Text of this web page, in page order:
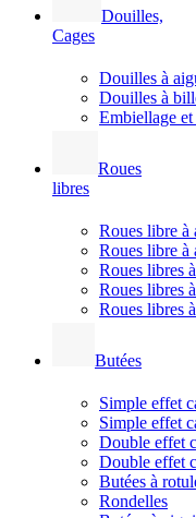
Douilles,
Cages
Douilles à
Douilles à
Embiellage
Roues
libres
Roues libre à
Roues libre
Roues libres
Roues libres
Roues libres
Butées
Simple effet
Simple effet
Double effet
Double effet
Butées à
Rondelles